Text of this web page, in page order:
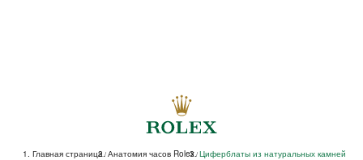
Главная страница/Анатомия часов Rolex/Циферблаты из натуральных камней